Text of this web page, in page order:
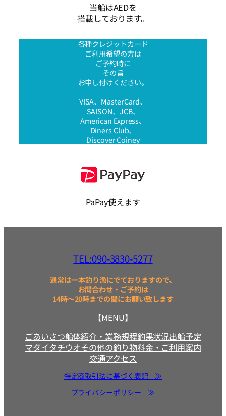
当船はAEDを
搭載しております。
各種クレジットカード
ご利用希望の方は
ご予約時に
その旨
お申し付けください。
VISA、MasterCard、
SAISON、JCB、
American Express、
Diners Club、
Discover Coiney
PaPay使えます
TEL:090-3830-5277
通常は一本釣り漁にでておりますので、
お問合わせ・ご予約は
14時～20時までの間にお願い致します
【MENU】
ごあいさつ船体紹介・業務規程釣果状況出船予定
マダイタチウオその他の釣り物料金・ご利用案内
交通アクセス
特定商取引法に基づく表記 ≫
プライバシーポリシー ≫